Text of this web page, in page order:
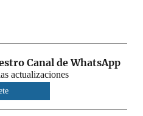
Canal de WhatsApp
actualizaciones